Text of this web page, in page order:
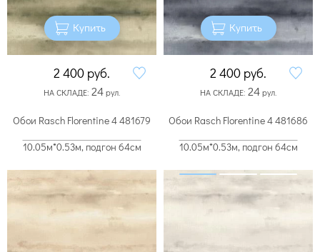
Купить
2 400 руб.
НА СКЛАДЕ: 24рул.
Купить
2 400 руб.
НА СКЛАДЕ: 24рул.
Обои Rasch Florentine 4 481679
10.05м*0.53м, подгон 64см
Обои Rasch Florentine 4 481686
10.05м*0.53м, подгон 64см